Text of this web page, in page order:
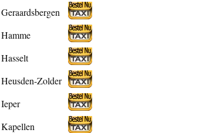
Geraardsbergen
Hamme
Hasselt
Heusden-Zolder
Ieper
Kapellen